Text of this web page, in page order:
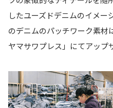
したユーズドデニムのイメー
のデニムのパッチワーク素材
ヤマサワプレス」にてアップ